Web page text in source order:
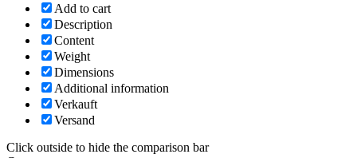
Add to cart
Description
Content
Weight
Dimensions
Additional information
Verkauft
Versand
Click outside to hide the comparison bar